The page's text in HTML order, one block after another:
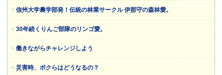
信州大学農学部発！伝統の林業サークル 伊那守の森林愛。
30年続くりんご部隊のリンゴ愛。
働きながらチャレンジしよう
災害時、ボクらはどうなるの？